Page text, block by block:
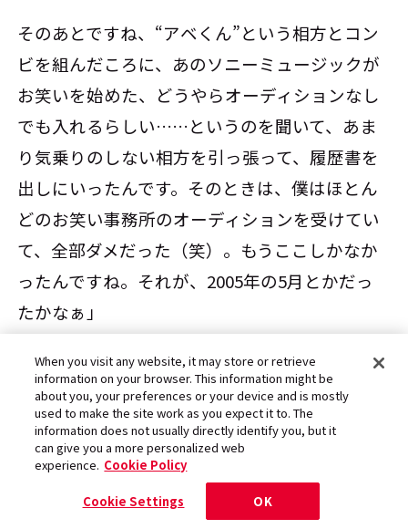
そのあとですね、“アベくん”という相方とコン
ビを組んだころに、あのソニーミュージックが
お笑いを始めた、どうやらオーディションなし
でも入れるらしい……というのを聞いて、あま
り気乗りのしない相方を引っ張って、履歴書を
出しにいったんです。そのときは、僕はほとん
どのお笑い事務所のオーディションを受けてい
て、全部ダメだった（笑）。もうここしかなか
ったんですね。それが、2005年の5月とかだっ
たかなぁ」
後編につづく
文・取材：阿部美香
When you visit any website, it may store or retrieve
information on your browser. This information might be
about you, your preferences or your device and is mostly
used to make the site work as you expect it to. The
information does not usually directly identify you, but it
can give you a more personalized web
experience. Cookie Policy
Cookie Settings OK